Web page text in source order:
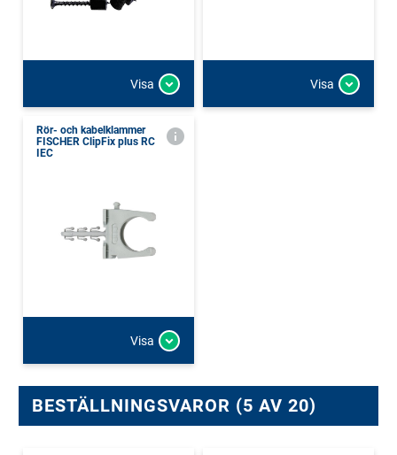
Visa Visa
Rör- och kabelklammer
FISCHER ClipFix plus RC
IEC
Visa
BESTÄLLNINGSVAROR (5 AV 20)